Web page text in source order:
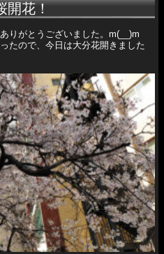
開花！
りがとうございました。m(__)m
たので、今日は大分花開きました